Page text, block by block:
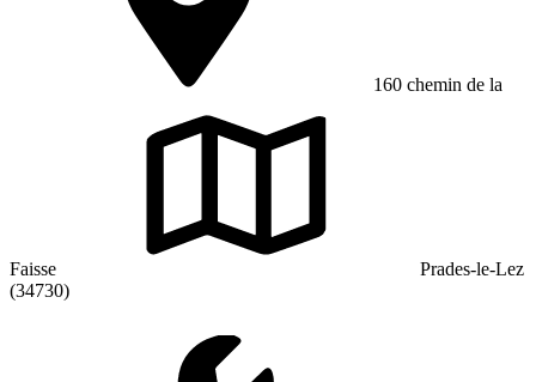
160 chemin de la
Faisse
Prades-le-Lez
(34730)